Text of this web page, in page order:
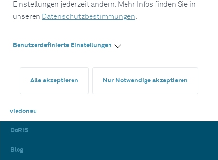
Einstellungen jederzeit ändern. Mehr Infos finden Sie in
unseren Datenschutzbestimmungen.
Benutzerdefinierte Einstellungen
Alle akzeptieren Nur Notwendige akzeptieren
viadonau
DoRIS
Blog